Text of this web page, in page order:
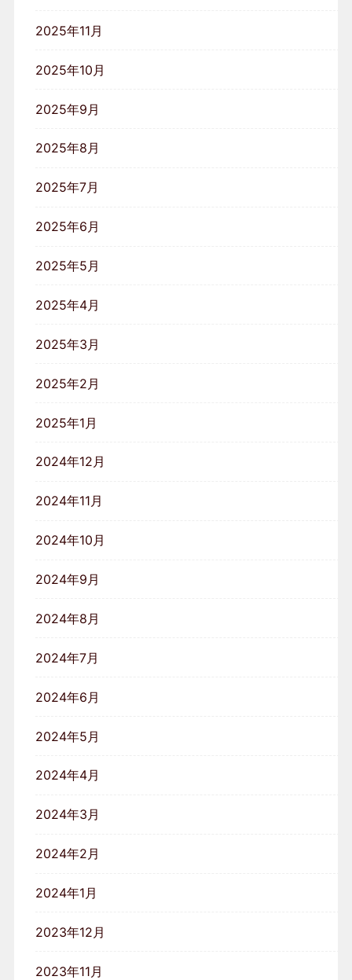
2025年11月
2025年10月
2025年9月
2025年8月
2025年7月
2025年6月
2025年5月
2025年4月
2025年3月
2025年2月
2025年1月
2024年12月
2024年11月
2024年10月
2024年9月
2024年8月
2024年7月
2024年6月
2024年5月
2024年4月
2024年3月
2024年2月
2024年1月
2023年12月
2023年11月